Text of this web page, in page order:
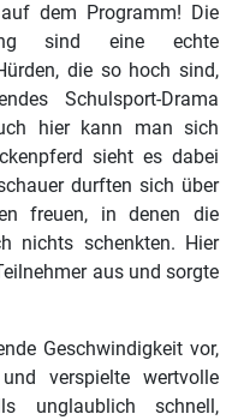
dem Programm! Die
sind eine echte
die so hoch sind,
Schulsport-Drama
hier kann man sich
sieht es dabei
durften sich über
freuen, in denen die
nichts schenkten. Hier
aus und sorgte
Geschwindigkeit vor,
verspielte wertvolle
unglaublich schnell,